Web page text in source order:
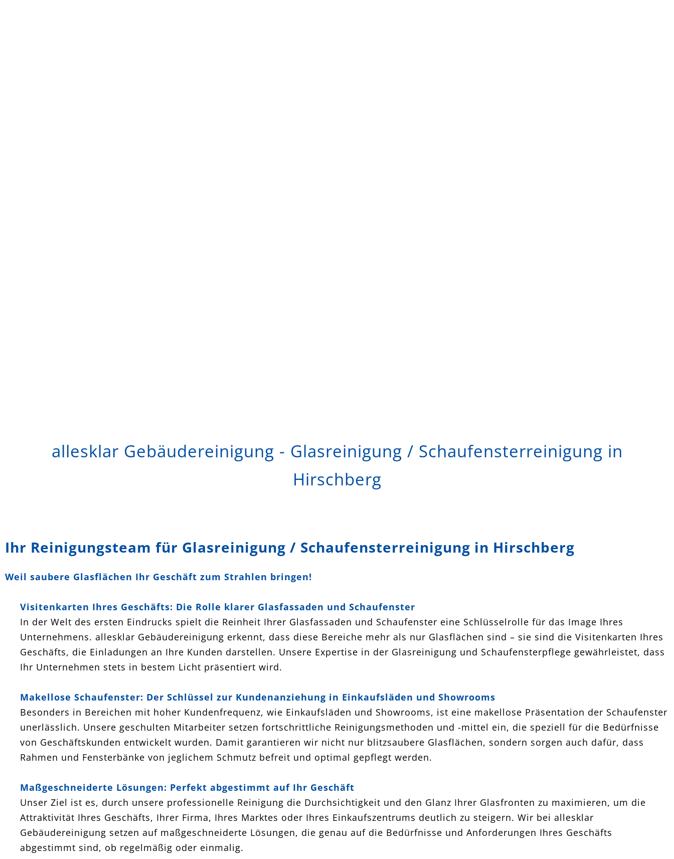
allesklar Gebäudereinigung - Glasreinigung / Schaufensterreinigung in
Hirschberg
Ihr Reinigungsteam für Glasreinigung / Schaufensterreinigung in Hirschberg
Weil saubere Glasflächen Ihr Geschäft zum Strahlen bringen!
Visitenkarten Ihres Geschäfts: Die Rolle klarer Glasfassaden und Schaufenster
In der Welt des ersten Eindrucks spielt die Reinheit Ihrer Glasfassaden und Schaufenster eine Schlüsselrolle für das Image Ihres
Unternehmens. allesklar Gebäudereinigung erkennt, dass diese Bereiche mehr als nur Glasflächen sind – sie sind die Visitenkarten Ihres
Geschäfts, die Einladungen an Ihre Kunden darstellen. Unsere Expertise in der Glasreinigung und Schaufensterpflege gewährleistet, dass
Ihr Unternehmen stets in bestem Licht präsentiert wird.
Makellose Schaufenster: Der Schlüssel zur Kundenanziehung in Einkaufsläden und Showrooms
Besonders in Bereichen mit hoher Kundenfrequenz, wie Einkaufsläden und Showrooms, ist eine makellose Präsentation der Schaufenster
unerlässlich. Unsere geschulten Mitarbeiter setzen fortschrittliche Reinigungsmethoden und -mittel ein, die speziell für die Bedürfnisse
von Geschäftskunden entwickelt wurden. Damit garantieren wir nicht nur blitzsaubere Glasflächen, sondern sorgen auch dafür, dass
Rahmen und Fensterbänke von jeglichem Schmutz befreit und optimal gepflegt werden.
Maßgeschneiderte Lösungen: Perfekt abgestimmt auf Ihr Geschäft
Unser Ziel ist es, durch unsere professionelle Reinigung die Durchsichtigkeit und den Glanz Ihrer Glasfronten zu maximieren, um die
Attraktivität Ihres Geschäfts, Ihrer Firma, Ihres Marktes oder Ihres Einkaufszentrums deutlich zu steigern. Wir bei allesklar
Gebäudereinigung setzen auf maßgeschneiderte Lösungen, die genau auf die Bedürfnisse und Anforderungen Ihres Geschäfts
abgestimmt sind, ob regelmäßig oder einmalig.